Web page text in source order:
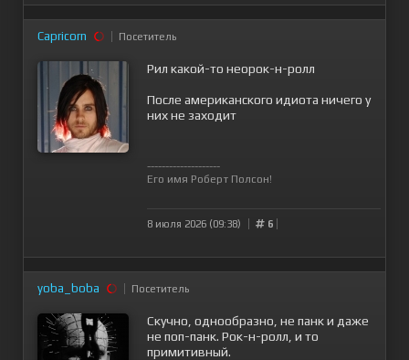
Capricorn Посетитель
Рил какой-то неорок-н-ролл
После американского идиота ничего у
них не заходит
--------------------
Его имя Роберт Полсон!
8 июля 2026 (09:38) 6
yoba_boba Посетитель
Скучно, однообразно, не панк и даже
не поп-панк. Рок-н-ролл, и то
примитивный.